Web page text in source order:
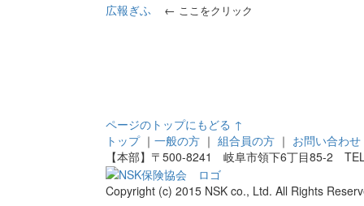
広報ぎふ ← ここをクリック
ページのトップにもどる ↑
トップ｜ 一般の方 ｜ 組合員の方 ｜ お問い合わせ
【本部】〒500-8241 岐阜市領下6丁目85-2
Copyright (c) 2015 NSK co., Ltd. All Rights